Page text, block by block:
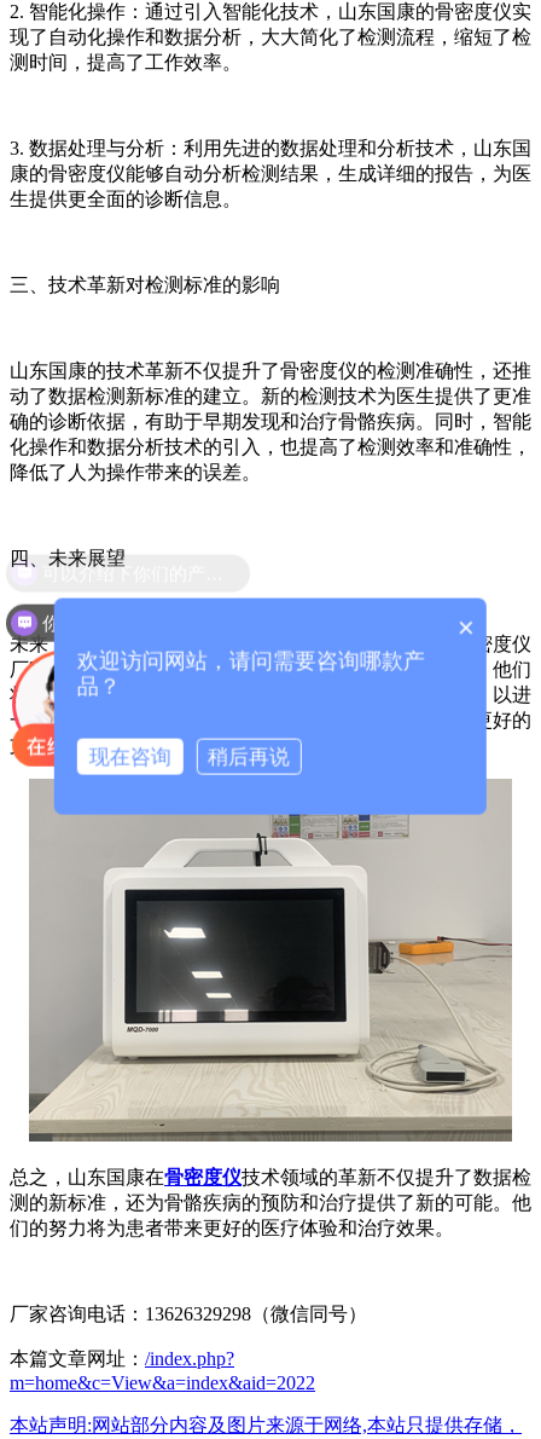
2. 智能化操作：通过引入智能化技术，山东国康的骨密度仪实
现了自动化操作和数据分析，大大简化了检测流程，缩短了检
测时间，提高了工作效率。
3. 数据处理与分析：利用先进的数据处理和分析技术，山东国
康的骨密度仪能够自动分析检测结果，生成详细的报告，为医
生提供更全面的诊断信息。
三、技术革新对检测标准的影响
山东国康的技术革新不仅提升了骨密度仪的检测准确性，还推
动了数据检测新标准的建立。新的检测技术为医生提供了更准
确的诊断依据，有助于早期发现和治疗骨骼疾病。同时，智能
化操作和数据分析技术的引入，也提高了检测效率和准确性，
降低了人为操作带来的误差。
四、未来展望
未来，随着技术的不断进步和医疗需求的不断变化，骨密度仪
厂家山东国康将继续致力于骨密度仪技术的革新和优化。他们
将不断探索新的检测技术、智能化操作和数据分析方法，以进
一步提升检测准确性和便捷性，为临床诊断和治疗提供更好的
支持。
总之，山东国康在骨密度仪技术领域的革新不仅提升了数据检
测的新标准，还为骨骼疾病的预防和治疗提供了新的可能。他
们的努力将为患者带来更好的医疗体验和治疗效果。
厂家咨询电话：13626329298（微信同号）
本篇文章网址： /index.php?
m=home&c=View&a=index&aid=2022
本站声明:网站部分内容及图片来源于网络,本站只提供存储，
你们是怎么收费的呢？ ×
欢迎访问网站，请问需要咨询哪款产
品？
现在咨询 稍后再说